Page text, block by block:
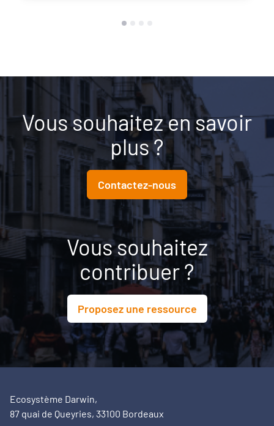
Vous souhaitez en savoir
plus ?
Contactez-nous
Vous souhaitez
contribuer ?
Proposez une ressource
Ecosystème Darwin,
87 quai de Queyries, 33100 Bordeaux